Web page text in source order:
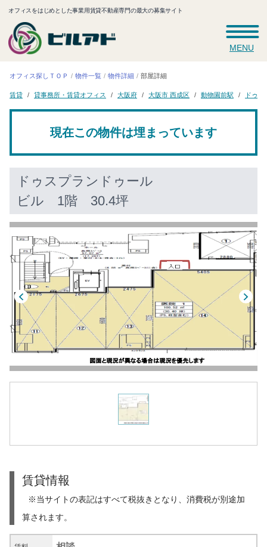
オフィスをはじめとした事業用賃貸不動産専門の最大の募集サイト
MENU
オフィス探しＴＯＰ 物件一覧 物件詳細 部屋詳細
賃貸 貸事務所・賃貸オフィス 大阪府 大阪市 西成区 動物園前駅 ドゥ
現在この物件は埋まっています
ドゥスプランドゥール
ビル 1階 30.4坪
賃貸情報
※当サイトの表記はすべて税抜きとなり、消費税が別途加
算されます。